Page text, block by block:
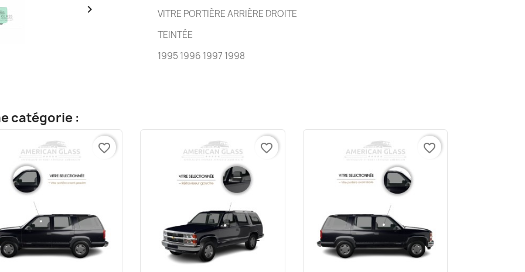

VITRE PORTIÈRE ARRIÈRE DROITE
TEINTÉE
1995 1996 1997 1998
catégorie :
favorite_border favorite_border favorite_border